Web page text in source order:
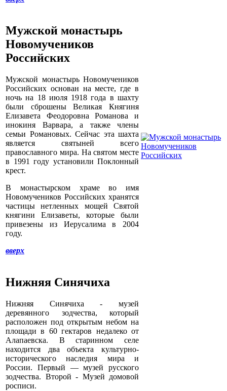
Мужской монастырь
Новомучеников
Российских
Мужской монастырь Новомучеников
Российских основан на месте, где в
ночь на 18 июля 1918 года в шахту
были сброшены Великая Княгиня
Елизавета Феодоровна Романова и
инокиня Варвара, а также члены
семьи Романовых. Сейчас эта шахта
является святыней всего
православного мира. На святом месте
в 1991 году установили Поклонный
крест.
В монастырском храме во имя
Новомучеников Российских хранятся
частицы нетленных мощей Святой
княгини Елизаветы, которые были
привезены из Иерусалима в 2004
году.
вверх
Нижняя Синячиха
Нижняя Синячиха - музей
деревянного зодчества, который
расположен под открытым небом на
площади в 60 гектаров недалеко от
Алапаевска. В старинном селе
находится два объекта культурно-
исторического наследия мира и
России. Первый — музей русского
зодчества. Второй - Музей домовой
росписи.